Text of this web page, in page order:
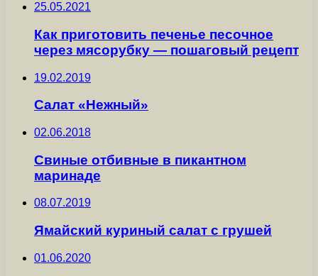
25.05.2021
Как приготовить печенье песочное
через мясорубку — пошаговый рецепт
19.02.2019
Салат «Нежный»
02.06.2018
Свиные отбивные в пикантном
маринаде
08.07.2019
Ямайский куриный салат с грушей
01.06.2020